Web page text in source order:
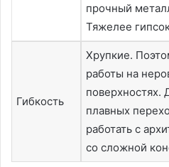
прочный
Тяжелее
Гибкость
Хрупкие.
работы на
поверхностях.
плавных
работать с
со сложной